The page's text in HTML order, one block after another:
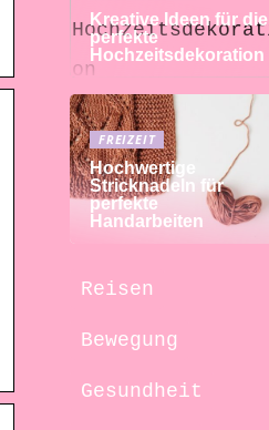
Kreative Ideen für die
perfekte
Hochzeitsdekoration
FREIZEIT
Hochwertige
Stricknadeln für
perfekte
Handarbeiten
Reisen
Bewegung
Gesundheit